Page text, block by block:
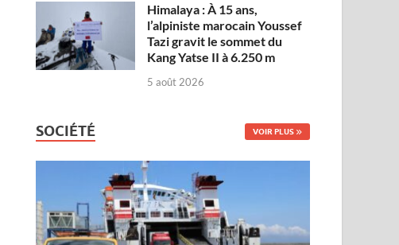
Himalaya : À 15 ans,
l’alpiniste marocain Youssef
Tazi gravit le sommet du
Kang Yatse II à 6.250 m
5 août 2026
SOCIÉTÉ VOIR PLUS